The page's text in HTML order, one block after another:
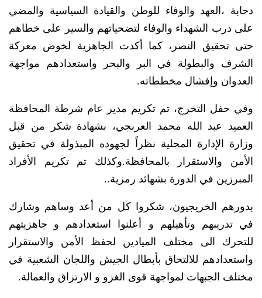
دحابة ،العهد والوفاء للوطن والقيادة السياسية والمضي
على درب الشهداء والوفاء لتضحياتهم والسير على خطاهم
حتى تحقيق النصر، كما أكدت الجاهزية لخوض معركة
الشرف والبطولة في البر والبحر واستعدادهم مواجهة
العدوان وإفشال مخططاته.
وفي حفل التخرج، تم تكريم مدير عام شرطة المحافظة
العميد عبد الله محمد العربجي، بشهادة شكر من قبل
وزارة الإدارة المحلية نظراً لجهوده المبذولة في تحقيق
الأمن والاستقرار بالمحافظة.وكذلك تم تكريم الأفراد
المبرزين في الدورة بشهائد رمزية..
بدورهم الخريجيون، شكروا كل من أعد وساهم وشارك
في تدريبهم وتأهيلهم و أعلنوا استعدادهم و جاهزيتهم
للتحرك الى مختلف الميادين لحفظ الأمن والاستقرار
واستعدادهم للالتحاق بأبطال الجيش واللجان الشعبية في
مختلف الجبهات لمواجهة قوى الغزو و الارتزاق والعمالة.